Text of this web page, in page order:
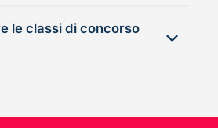
di concorso